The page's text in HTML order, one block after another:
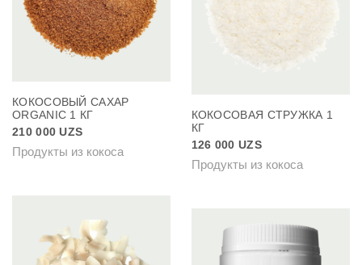
КОКОСОВЫЙ САХАР
ORGANIC 1 КГ
210 000UZS
Продукты из кокоса
КОКОСОВАЯ СТРУЖКА 1
КГ
126 000 UZS
Продукты из кокоса